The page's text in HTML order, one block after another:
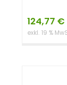
124,77 €
exkl. 19 %